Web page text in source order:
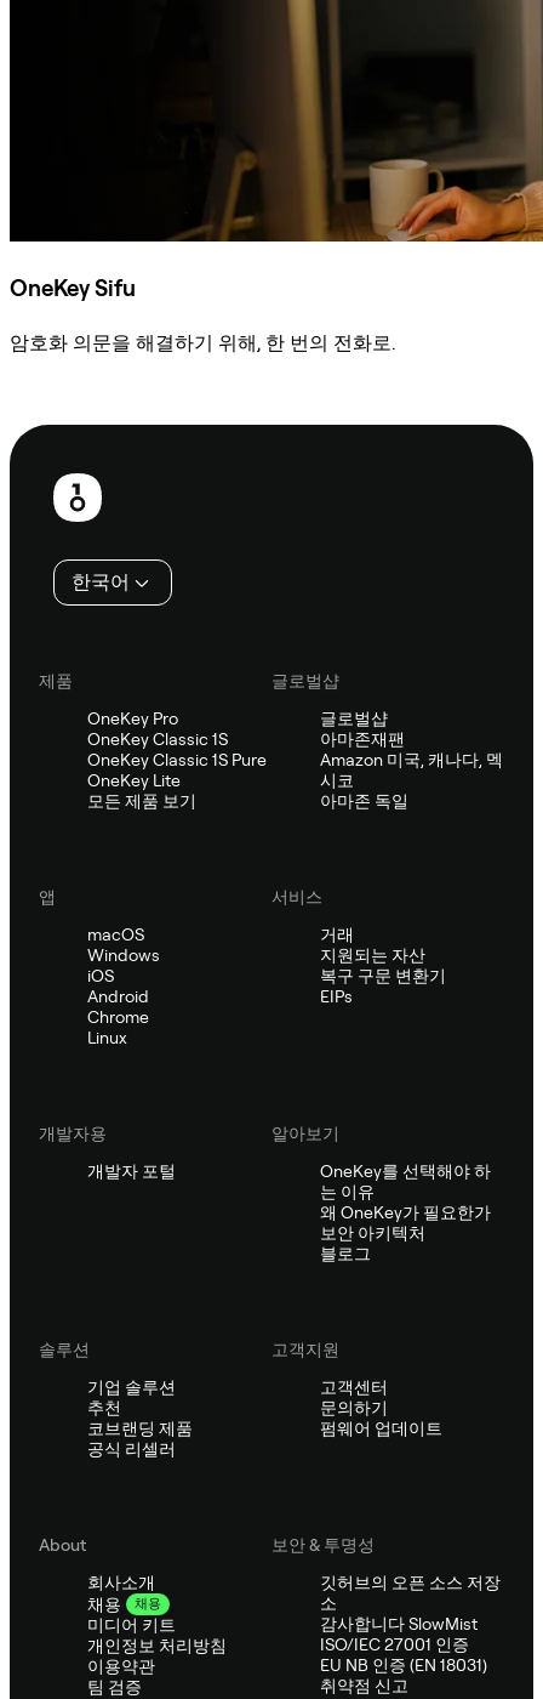
OneKey Sifu
암호화 의문을 해결하기 위해, 한 번의 전화로.
보
한국어
제품
OneKey Pro
OneKey Classic 1S
OneKey Classic 1S Pure
OneKey Lite
모든 제품 보기
글로벌샵
글로벌샵
아마존재팬
Amazon 미국, 캐나다, 멕
시코
아마존 독일
앱
macOS
Windows
iOS
Android
Chrome
Linux
서비스
거래
지원되는 자산
복구 구문 변환기
EIPs
개발자용
개발자 포털
알아보기
OneKey를 선택해야 하
는 이유
왜 OneKey가 필요한가
보안 아키텍처
블로그
솔루션
기업 솔루션
추천
코브랜딩 제품
공식 리셀러
고객지원
고객센터
문의하기
펌웨어 업데이트
About
회사소개
채용
채용
미디어 키트
개인정보 처리방침
이용약관
팀 검증
보안 & 투명성
깃허브의 오픈 소스 저장
소
감사합니다 SlowMist
ISO/IEC 27001 인증
EU NB 인증 (EN 18031)
취약점 신고